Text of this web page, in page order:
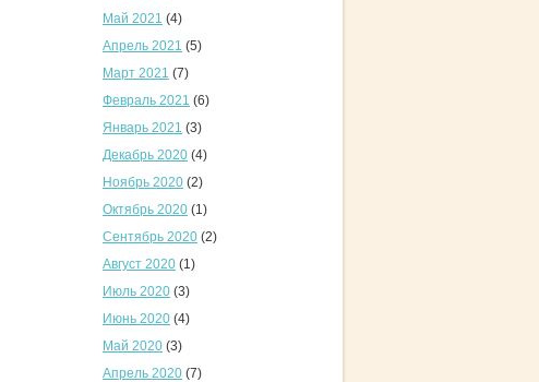
Май 2021 (4)
Апрель 2021 (5)
Март 2021 (7)
Февраль 2021 (6)
Январь 2021 (3)
Декабрь 2020 (4)
Ноябрь 2020 (2)
Октябрь 2020 (1)
Сентябрь 2020 (2)
Август 2020 (1)
Июль 2020 (3)
Июнь 2020 (4)
Май 2020 (3)
Апрель 2020 (7)